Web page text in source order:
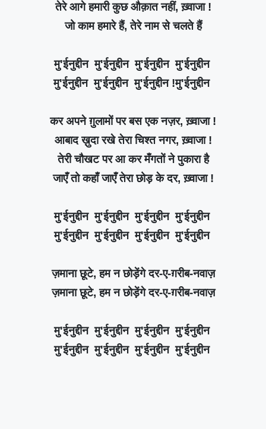
तेरे आगे हमारी कुछ औक़ात नहीं, ख़्वाजा !
जो काम हमारे हैं, तेरे नाम से चलते हैं
मु'ईनुद्दीन मु'ईनुद्दीन मु'ईनुद्दीन मु'ईनुद्दीन
मु'ईनुद्दीन मु'ईनुद्दीन मु'ईनुद्दीन !मु'ईनुद्दीन
कर अपने ग़ुलामों पर बस एक नज़र, ख़्वाजा !
आबाद ख़ुदा रखे तेरा चिश्त नगर, ख़्वाजा !
तेरी चौखट पर आ कर मँगतों ने पुकारा है
जाएँ तो कहाँ जाएँ तेरा छोड़ के दर, ख़्वाजा !
मु'ईनुद्दीन मु'ईनुद्दीन मु'ईनुद्दीन मु'ईनुद्दीन
मु'ईनुद्दीन मु'ईनुद्दीन मु'ईनुद्दीन मु'ईनुद्दीन
ज़माना छूटे, हम न छोड़ेंगे दर-ए-ग़रीब-नवाज़
ज़माना छूटे, हम न छोड़ेंगे दर-ए-ग़रीब-नवाज़
मु'ईनुद्दीन मु'ईनुद्दीन मु'ईनुद्दीन मु'ईनुद्दीन
मु'ईनुद्दीन मु'ईनुद्दीन मु'ईनुद्दीन मु'ईनुद्दीन